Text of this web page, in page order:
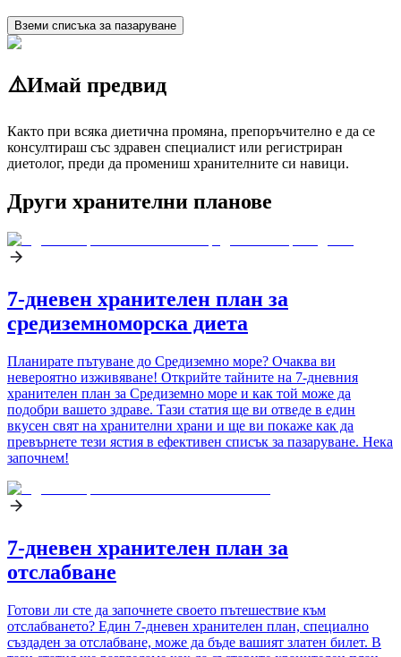
Вземи списъка за пазаруване
⚠️Имай предвид
Както при всяка диетична промяна, препоръчително е да се
консултираш със здравен специалист или регистриран
диетолог, преди да промениш хранителните си навици.
Други хранителни планове
7-дневен хранителен план за
средиземноморска диета
Планирате пътуване до Средиземно море? Очаква ви
невероятно изживяване! Открийте тайните на 7-дневния
хранителен план за Средиземно море и как той може да
подобри вашето здраве. Тази статия ще ви отведе в един
вкусен свят на хранителни храни и ще ви покаже как да
превърнете тези ястия в ефективен списък за пазаруване. Нека
започнем!
7-дневен хранителен план за
отслабване
Готови ли сте да започнете своето пътешествие към
отслабването? Един 7-дневен хранителен план, специално
създаден за отслабване, може да бъде вашият златен билет. В